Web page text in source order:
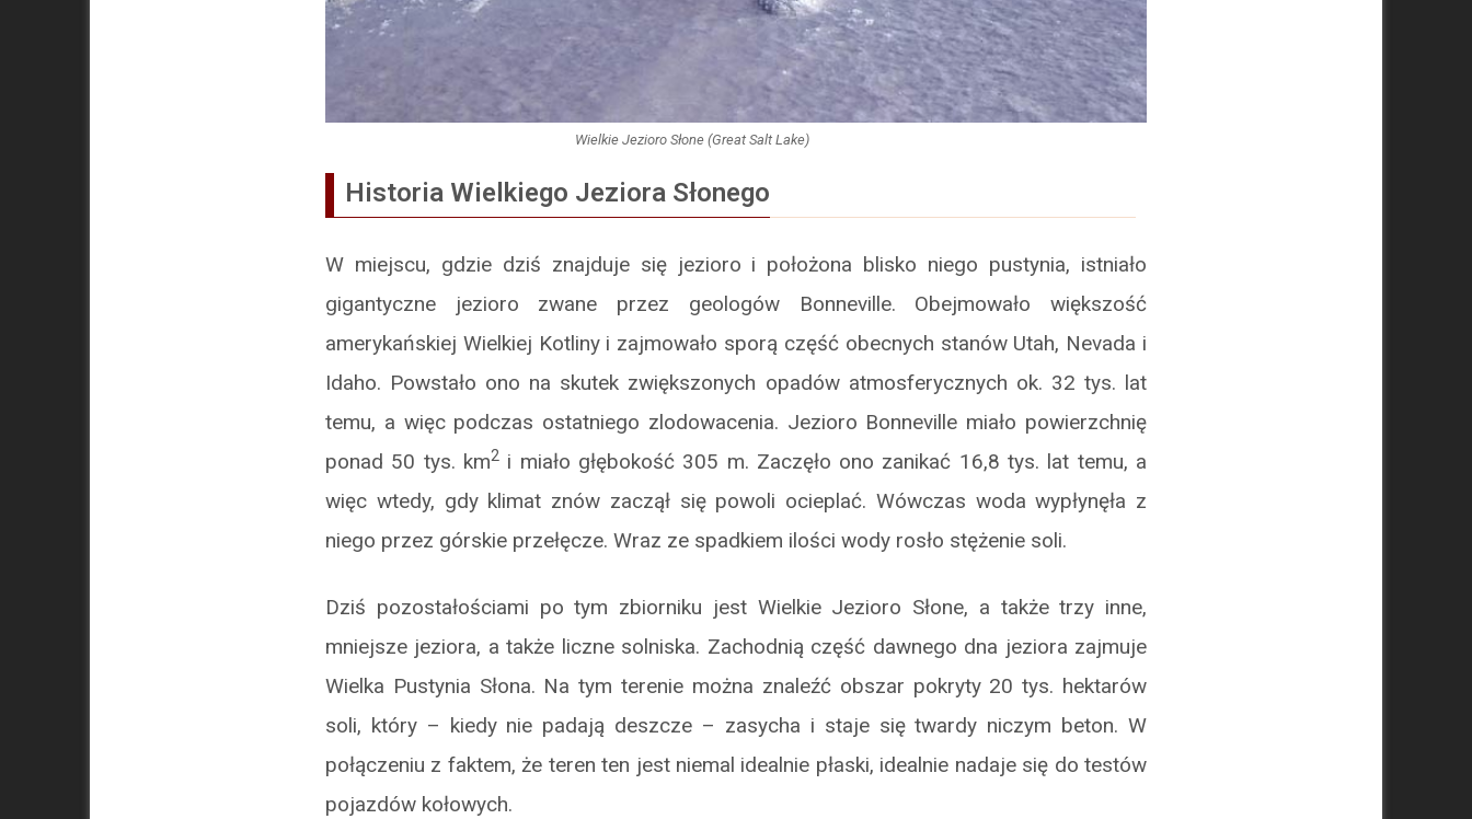
Wielkie Jezioro Słone (Great Salt Lake)
Historia Wielkiego Jeziora Słonego
W miejscu, gdzie dziś znajduje się jezioro i położona blisko niego pustynia, istniało
gigantyczne jezioro zwane przez geologów Bonneville. Obejmowało większość
amerykańskiej Wielkiej Kotliny i zajmowało sporą część obecnych stanów Utah, Nevada i
Idaho. Powstało ono na skutek zwiększonych opadów atmosferycznych ok. 32 tys. lat
temu, a więc podczas ostatniego zlodowacenia. Jezioro Bonneville miało powierzchnię
ponad 50 tys. km2i miało głębokość 305 m. Zaczęło ono zanikać 16,8 tys. lat temu, a
więc wtedy, gdy klimat znów zaczął się powoli ocieplać. Wówczas woda wypłynęła z
niego przez górskie przełęcze. Wraz ze spadkiem ilości wody rosło stężenie soli.
Dziś pozostałościami po tym zbiorniku jest Wielkie Jezioro Słone, a także trzy inne,
mniejsze jeziora, a także liczne solniska. Zachodnią część dawnego dna jeziora zajmuje
Wielka Pustynia Słona. Na tym terenie można znaleźć obszar pokryty 20 tys. hektarów
soli, który – kiedy nie padają deszcze – zasycha i staje się twardy niczym beton. W
połączeniu z faktem, że teren ten jest niemal idealnie płaski, idealnie nadaje się do testów
pojazdów kołowych.